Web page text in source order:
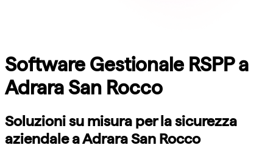
Software Gestionale RSPP a
Adrara San Rocco
Soluzioni su misura per la sicurezza
aziendale a Adrara San Rocco